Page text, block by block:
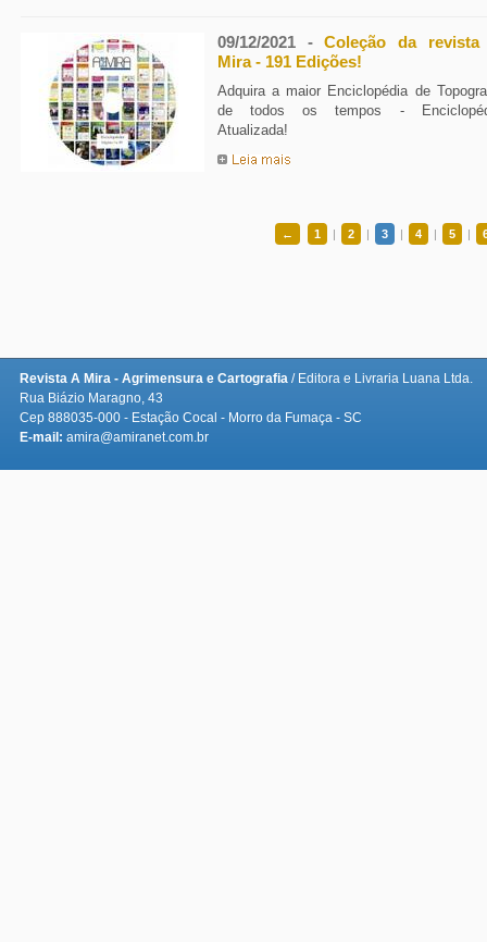
09/12/2021 -
Mira - 191 Edições!
Atualizada!
← 1 | 2 | 3 | 4 | 5 |
Revista A Mira - Agrimensura e Cartografia / Editora e Livraria Luana Ltda.
Rua Biázio Maragno, 43
Cep 888035-000 - Estação Cocal - Morro da Fumaça - SC
E-mail: amira@amiranet.com.br